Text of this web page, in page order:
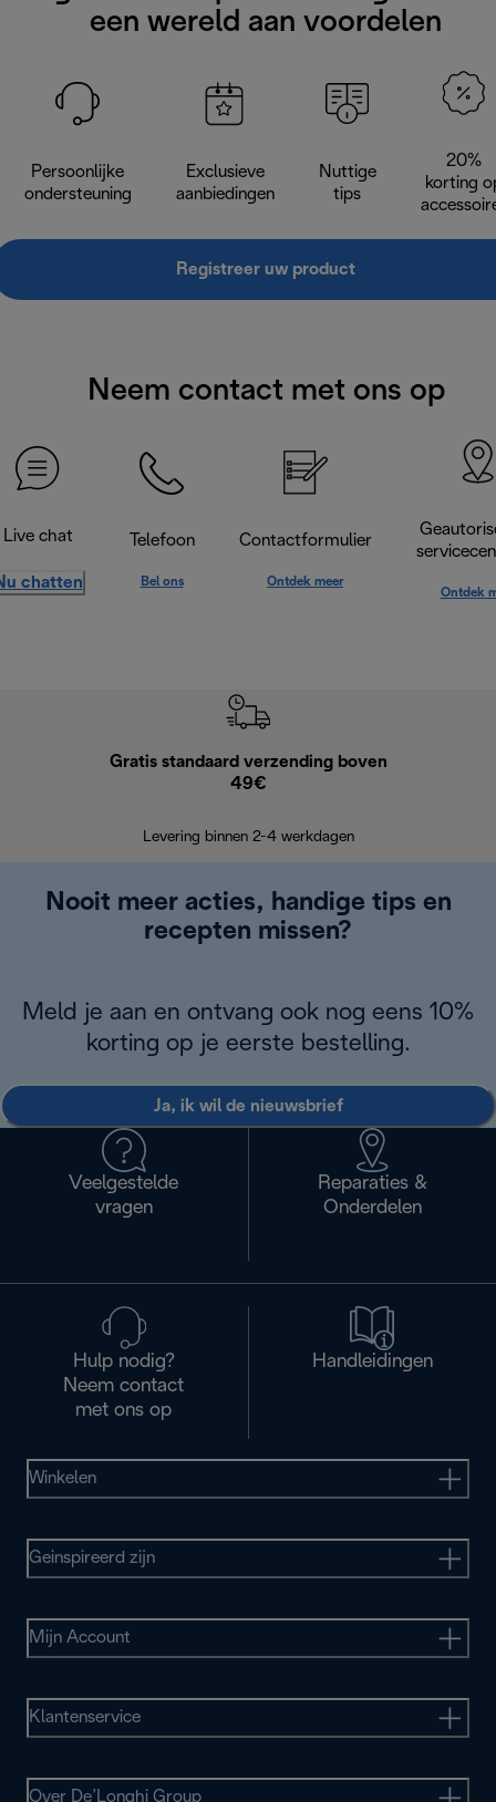
een wereld aan voordelen
Persoonlijke
ondersteuning
Exclusieve
aanbiedingen
Nuttige
tips
20%
korting
Registreer uw product
Neem contact met ons op
Live chat
chatten
Telefoon
Bel ons
Contactformulier
Ontdek meer
Ontdek
Gratis standaard verzending boven
49€
Levering binnen 2-4 werkdagen
Nooit meer acties, handige tips en
recepten missen?
Meld je aan en ontvang ook nog eens 10%
korting op je eerste bestelling.
Ja, ik wil de nieuwsbrief
Veelgestelde
vragen
Reparaties &
Onderdelen
Hulp nodig?
Neem contact
met ons op
Handleidingen
Winkelen
Geinspireerd zijn
Mijn Account
Klantenservice
Over De’Longhi Group